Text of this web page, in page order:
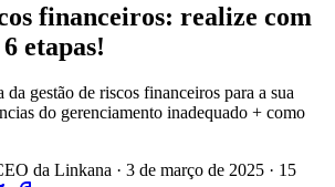
financeiros: realize com
etapas!
gestão de riscos financeiros para a sua
do gerenciamento inadequado + como
da Linkana · 3 de março de 2025 · 15